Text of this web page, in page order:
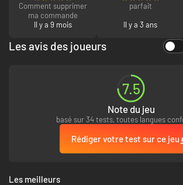
Comment supprimer
ma commande
Il y a 9 mois
parfait
Il y a 3 ans
Les avis des joueurs
7.5
Note du jeu
basé sur 34 tests, toutes langues
Rédiger votre test sur ce jeu
Les meilleurs